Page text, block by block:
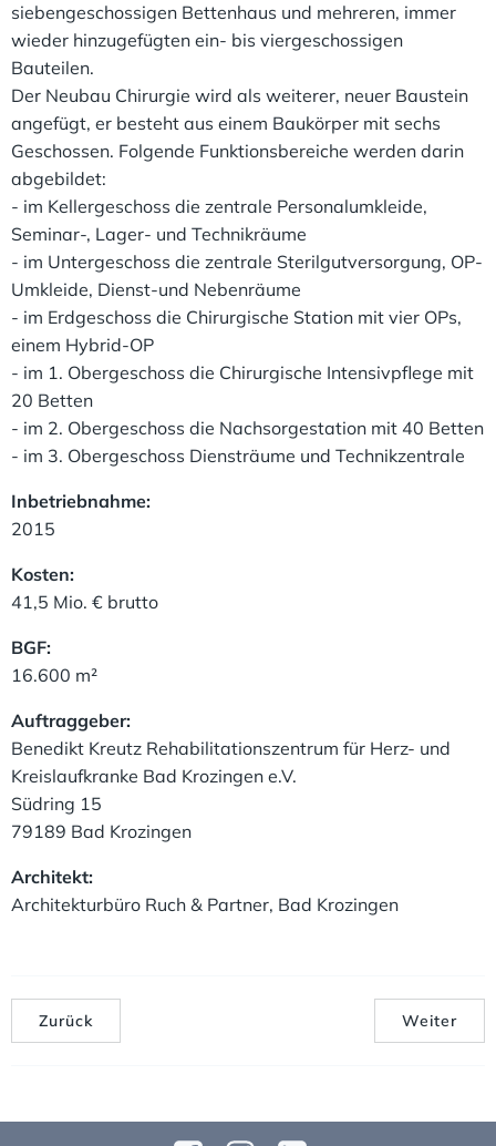
siebengeschossigen Bettenhaus und mehreren, immer
wieder hinzugefügten ein- bis viergeschossigen
Bauteilen.
Der Neubau Chirurgie wird als weiterer, neuer Baustein
angefügt, er besteht aus einem Baukörper mit sechs
Geschossen. Folgende Funktionsbereiche werden darin
abgebildet:
- im Kellergeschoss die zentrale Personalumkleide,
Seminar-, Lager- und Technikräume
- im Untergeschoss die zentrale Sterilgutversorgung, OP-
Umkleide, Dienst-und Nebenräume
- im Erdgeschoss die Chirurgische Station mit vier OPs,
einem Hybrid-OP
- im 1. Obergeschoss die Chirurgische Intensivpflege mit
20 Betten
- im 2. Obergeschoss die Nachsorgestation mit 40 Betten
- im 3. Obergeschoss Diensträume und Technikzentrale
Inbetriebnahme:
2015
Kosten:
41,5 Mio. € brutto
BGF:
16.600 m²
Auftraggeber:
Benedikt Kreutz Rehabilitationszentrum für Herz- und
Kreislaufkranke Bad Krozingen e.V.
Südring 15
79189 Bad Krozingen
Architekt:
Architekturbüro Ruch & Partner, Bad Krozingen
Zurück Weiter